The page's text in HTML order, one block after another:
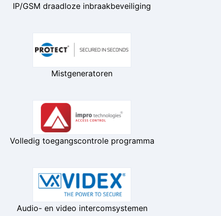
IP/GSM draadloze inbraakbeveiliging
Mistgeneratoren
Volledig toegangscontrole programma
Audio- en video intercomsystemen